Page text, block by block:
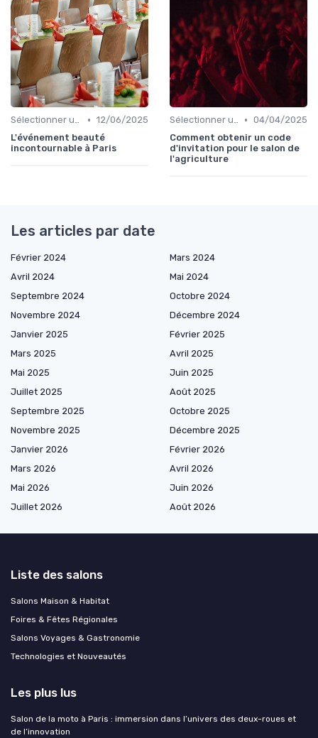
Sélectionner un Événement à Visiter • 12/06/2025
L'événement beauté
incontournable à Paris
Sélectionner un Événement à Visiter • 04/04/2025
Comment obtenir un code
d'invitation pour le salon de
l'agriculture
Les articles par date
Février 2024
Mars 2024
Avril 2024
Mai 2024
Septembre 2024
Octobre 2024
Novembre 2024
Décembre 2024
Janvier 2025
Février 2025
Mars 2025
Avril 2025
Mai 2025
Juin 2025
Juillet 2025
Août 2025
Septembre 2025
Octobre 2025
Novembre 2025
Décembre 2025
Janvier 2026
Février 2026
Mars 2026
Avril 2026
Mai 2026
Juin 2026
Juillet 2026
Août 2026
Liste des salons
Salons Maison & Habitat
Foires & Fêtes Régionales
Salons Voyages & Gastronomie
Technologies et Nouveautés
Les plus lus
Salon de la moto à Paris : immersion dans l’univers des deux-roues et
de l’innovation